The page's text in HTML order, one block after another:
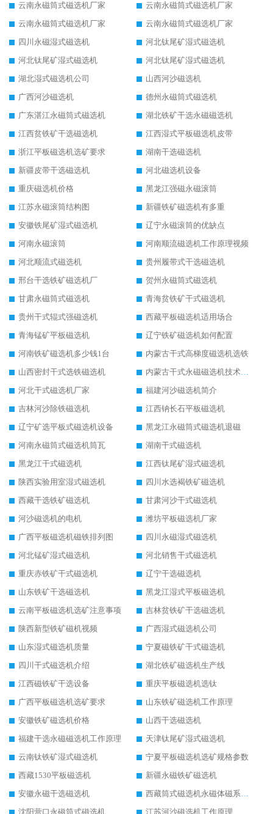
云南永磁筒式磁选机厂家
云南永磁筒式磁选机厂家
云南永磁筒式磁选机厂家
云南永磁筒式磁选机厂家
四川永磁湿式磁选机
河北钛尾矿湿式磁选机
河北钛尾矿湿式磁选机
河北钛尾矿湿式磁选机
湖北湿式磁选机公司
山西河沙磁选机
广西河沙磁选机
德州永磁筒式磁选机
广东湛江永磁筒式磁选机
湖北铁矿干选永磁磁选机
江西贫铁矿干选磁选机
江西湿式平板磁选机皮带
浙江平板磁选机选矿要求
湖南干选磁选机
新疆皮带干选磁选机
河北磁选机设备
重庆磁选机价格
黑龙江强磁永磁滚筒
江苏永磁滚筒结构图
新疆铁矿磁选机有多重
安徽铁尾矿湿式磁选机
辽宁永磁滚筒的优缺点
河南永磁滚筒
河南顺流磁选机工作原理视频
河北顺流式磁选机
贵州履带式干选磁选机
邢台干选铁矿磁选机厂
贺州永磁筒式磁选机
甘肃永磁筒式磁选机
青海贫铁矿干式磁选机
贵州干式辊式强磁选机
西藏平板磁选机适用场合
青海锰矿平板磁选机
辽宁铁矿磁选机如何配置
河南铁矿磁选机多少钱1台
内蒙古干式高梯度磁选机选铁
山西密封干式选铁磁选机
内蒙古干式永磁磁选机技术要求
河北干式磁选机厂家
福建河沙磁选机简介
吉林河沙除铁磁选机
江西钠长石平板磁选机
辽宁矿选平板式磁选机设备
黑龙江永磁筒式磁选机退磁
河南永磁筒式磁选机筒瓦
湖南干式磁选机
黑龙江干式磁选机
江西钛尾矿湿式磁选机
陕西实验用室湿式磁选机
四川水选褐铁矿磁选机
西藏干选铁矿磁选机
甘肃河沙干式磁选机
河沙磁选机的电机
潍坊平板磁选机厂家
广西平板磁选机磁铁排列图
四川永磁湿式磁选机
河北锰矿湿式磁选机
河北销售干式磁选机
重庆赤铁矿干式磁选机
辽宁干选磁选机
山东铁矿干选磁选机
黑龙江湿式平板磁选机
云南平板磁选机选矿注意事项
吉林贫铁矿干选磁选机
陕西新型铁矿磁机视频
广西湿式磁选机公司
山东湿式磁选机质量
宁夏磁铁矿干式磁选机
四川干式磁选机介绍
湖北铁矿磁选机生产线
江西磁铁矿干选设备
重庆平板磁选机选钛
广西平板磁选机选矿要求
山东铁矿磁选机工作原理
安徽铁矿磁选机价格
山西干选磁选机
福建干选永磁磁选机工作原理
天津钛尾矿湿式磁选机
云南钛铁矿湿式磁选机
宁夏平板磁选机选矿规格参数
西藏1530平板磁选机
新疆永磁铁矿磁选机
安徽永磁干选磁选机
西藏筒式磁选机永磁体磁系设计
沈阳营口永磁筒式磁选机
江苏河沙磁选机工作原理